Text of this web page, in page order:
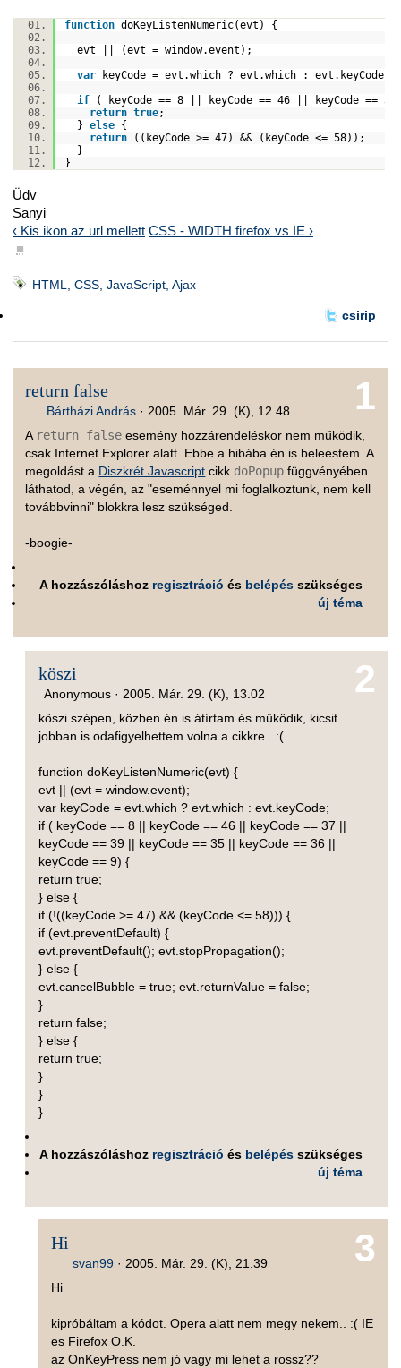
function doKeyListenNumeric(evt) {
evt || (evt = window.event);
var keyCode = evt.which ? evt.which :
if ( keyCode == 8 || keyCode == 46 || keyCode ==
return true;
} else {
return ((keyCode >= 47) && (keyCode <= 58));
}
}
Üdv
Sanyi
‹ Kis ikon az url mellett CSS - WIDTH firefox vs IE ›
■
HTML, CSS, JavaScript, Ajax
csirip
1
return false
Bártházi András · 2005. Már. 29. (K), 12.48
A return false esemény hozzárendeléskor nem működik,
csak Internet Explorer alatt. Ebbe a hibába én is beleestem. A
megoldást a Diszkrét Javascript cikk doPopup függvényében
láthatod, a végén, az "eseménnyel mi foglalkoztunk, nem kell
továbbvinni" blokkra lesz szükséged.
-boogie-
A hozzászóláshoz regisztráció és belépés szükséges
új téma
2
köszi
Anonymous · 2005. Már. 29. (K), 13.02
köszi szépen, közben én is átírtam és működik, kicsit
jobban is odafigyelhettem volna a cikkre...:(
function doKeyListenNumeric(evt) {
evt || (evt = window.event);
var keyCode = evt.which ? evt.which : evt.keyCode;
if ( keyCode == 8 || keyCode == 46 || keyCode == 37 ||
keyCode == 39 || keyCode == 35 || keyCode == 36 ||
keyCode == 9) {
return true;
} else {
if (!((keyCode >= 47) && (keyCode <= 58))) {
if (evt.preventDefault) {
evt.preventDefault(); evt.stopPropagation();
} else {
evt.cancelBubble = true; evt.returnValue = false;
}
return false;
} else {
return true;
}
}
}
A hozzászóláshoz regisztráció és belépés szükséges
új téma
3
Hi
svan99· 2005. Már. 29. (K), 21.39
Hi
kipróbáltam a kódot. Opera alatt nem megy nekem.. :( IE
es Firefox O.K.
az OnKeyPress nem jó vagy mi lehet a rossz??